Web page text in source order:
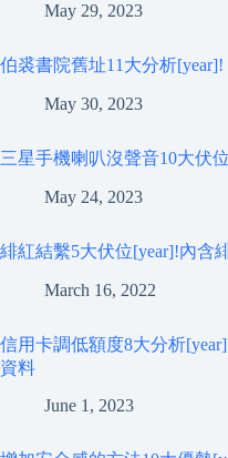
May 29, 2023
伯裘書院舊址11大分析[year]!
May 30, 2023
三星手機喇叭沒聲音10大伏
May 24, 2023
緋紅結繫5大伏位[year]!內含
March 16, 2022
信用卡調低額度8大分析
資料
June 1, 2023